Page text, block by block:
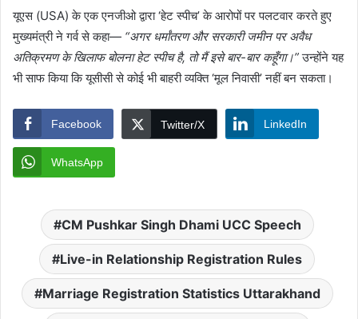
यूएस (USA) के एक एनजीओ द्वारा ‘हेट स्पीच’ के आरोपों पर पलटवार करते हुए
मुख्यमंत्री ने गर्व से कहा— “अगर धर्मांतरण और सरकारी जमीन पर अवैध
अतिक्रमण के खिलाफ बोलना हेट स्पीच है, तो मैं इसे बार-बार कहूँगा।”उन्होंने यह
भी साफ किया कि यूसीसी से कोई भी बाहरी व्यक्ति ‘मूल निवासी’ नहीं बन सकता।
Facebook Twitter/X LinkedIn
WhatsApp
CM Pushkar Singh Dhami UCC Speech
Live-in Relationship Registration Rules
Marriage Registration Statistics Uttarakhand